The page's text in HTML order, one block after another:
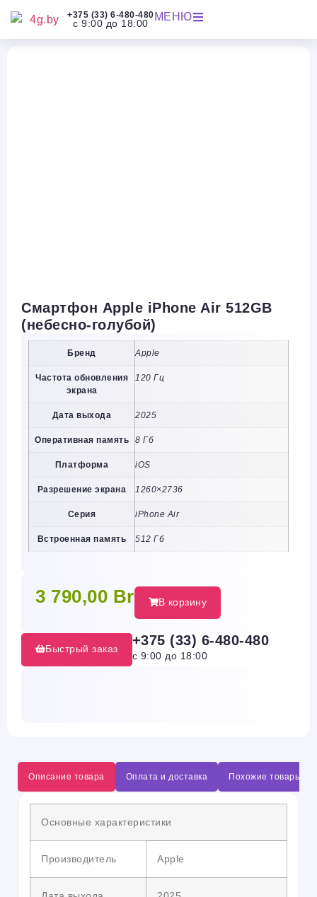
+375 (33) 6-480-480
с 9:00 до 18:00
МЕНЮ
Смартфон Apple iPhone Air 512GB
(небесно-голубой)
Бренд Apple
Частота обновления
экрана
120 Гц
Дата выхода 2025
Оперативная память 8 Гб
Платформа iOS
Разрешение экрана 1260×2736
Серия iPhone Air
Встроенная память 512 Гб
3 790,00 Br В корзину
Быстрый заказ
+375 (33) 6-480-480
с 9:00 до 18:00
Описание товара Оплата и доставка Похожие товары
Основные характеристики
Производитель Apple